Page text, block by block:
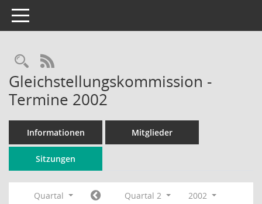
Toggle navigation
Rechercheauswahl
RSS-Feed
Gleichstellungskommission -
Termine 2002
Informationen Mitglieder
Sitzungen
Quartal Quartal 2
2002